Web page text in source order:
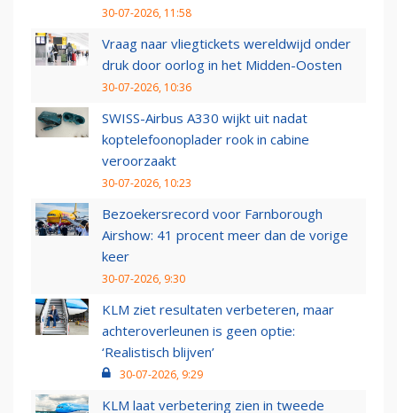
30-07-2026, 11:58
Vraag naar vliegtickets wereldwijd onder
druk door oorlog in het Midden-Oosten
30-07-2026, 10:36
SWISS-Airbus A330 wijkt uit nadat
koptelefoonoplader rook in cabine
veroorzaakt
30-07-2026, 10:23
Bezoekersrecord voor Farnborough
Airshow: 41 procent meer dan de vorige
keer
30-07-2026, 9:30
KLM ziet resultaten verbeteren, maar
achteroverleunen is geen optie:
‘Realistisch blijven’
30-07-2026, 9:29
KLM laat verbetering zien in tweede